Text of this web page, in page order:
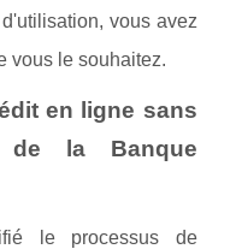
vous avez
vous le souhaitez.
en ligne sans
de la Banque
le processus de